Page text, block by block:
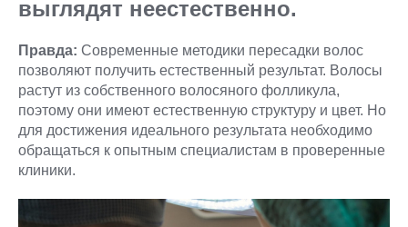
выглядят неестественно.
Правда: Современные методики пересадки волос
позволяют получить естественный результат. Волосы
растут из собственного волосяного фолликула,
поэтому они имеют естественную структуру и цвет. Но
для достижения идеального результата необходимо
обращаться к опытным специалистам в проверенные
клиники.